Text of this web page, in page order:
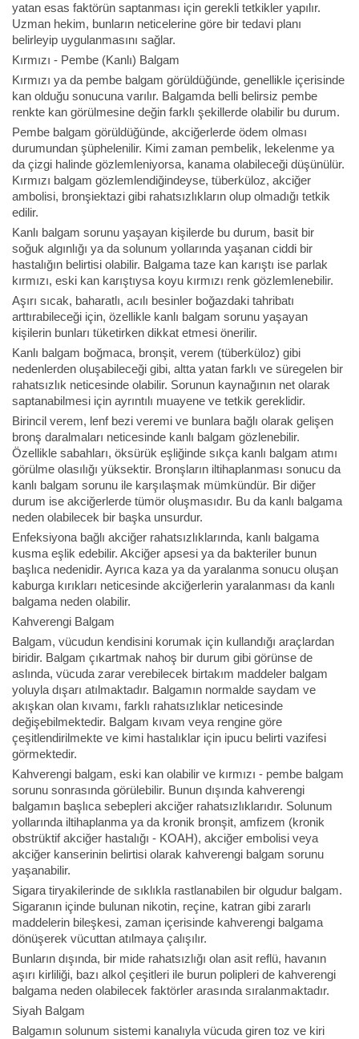
yatan esas faktörün saptanması için gerekli tetkikler yapılır.
Uzman hekim, bunların neticelerine göre bir tedavi planı
belirleyip uygulanmasını sağlar.
Kırmızı - Pembe (Kanlı) Balgam
Kırmızı ya da pembe balgam görüldüğünde, genellikle içerisinde
kan olduğu sonucuna varılır. Balgamda belli belirsiz pembe
renkte kan görülmesine değin farklı şekillerde olabilir bu durum.
Pembe balgam görüldüğünde, akciğerlerde ödem olması
durumundan şüphelenilir. Kimi zaman pembelik, lekelenme ya
da çizgi halinde gözlemleniyorsa, kanama olabileceği düşünülür.
Kırmızı balgam gözlemlendiğindeyse, tüberküloz, akciğer
ambolisi, bronşiektazi gibi rahatsızlıkların olup olmadığı tetkik
edilir.
Kanlı balgam sorunu yaşayan kişilerde bu durum, basit bir
soğuk algınlığı ya da solunum yollarında yaşanan ciddi bir
hastalığın belirtisi olabilir. Balgama taze kan karıştı ise parlak
kırmızı, eski kan karıştıysa koyu kırmızı renk gözlemlenebilir.
Aşırı sıcak, baharatlı, acılı besinler boğazdaki tahribatı
arttırabileceği için, özellikle kanlı balgam sorunu yaşayan
kişilerin bunları tüketirken dikkat etmesi önerilir.
Kanlı balgam boğmaca, bronşit, verem (tüberküloz) gibi
nedenlerden oluşabileceği gibi, altta yatan farklı ve süregelen bir
rahatsızlık neticesinde olabilir. Sorunun kaynağının net olarak
saptanabilmesi için ayrıntılı muayene ve tetkik gereklidir.
Birincil verem, lenf bezi veremi ve bunlara bağlı olarak gelişen
bronş daralmaları neticesinde kanlı balgam gözlenebilir.
Özellikle sabahları, öksürük eşliğinde sıkça kanlı balgam atımı
görülme olasılığı yüksektir. Bronşların iltihaplanması sonucu da
kanlı balgam sorunu ile karşılaşmak mümkündür. Bir diğer
durum ise akciğerlerde tümör oluşmasıdır. Bu da kanlı balgama
neden olabilecek bir başka unsurdur.
Enfeksiyona bağlı akciğer rahatsızlıklarında, kanlı balgama
kusma eşlik edebilir. Akciğer apsesi ya da bakteriler bunun
başlıca nedenidir. Ayrıca kaza ya da yaralanma sonucu oluşan
kaburga kırıkları neticesinde akciğerlerin yaralanması da kanlı
balgama neden olabilir.
Kahverengi Balgam
Balgam, vücudun kendisini korumak için kullandığı araçlardan
biridir. Balgam çıkartmak nahoş bir durum gibi görünse de
aslında, vücuda zarar verebilecek birtakım maddeler balgam
yoluyla dışarı atılmaktadır. Balgamın normalde saydam ve
akışkan olan kıvamı, farklı rahatsızlıklar neticesinde
değişebilmektedir. Balgam kıvam veya rengine göre
çeşitlendirilmekte ve kimi hastalıklar için ipucu belirti vazifesi
görmektedir.
Kahverengi balgam, eski kan olabilir ve kırmızı - pembe balgam
sorunu sonrasında görülebilir. Bunun dışında kahverengi
balgamın başlıca sebepleri akciğer rahatsızlıklarıdır. Solunum
yollarında iltihaplanma ya da kronik bronşit, amfizem (kronik
obstrüktif akciğer hastalığı - KOAH), akciğer embolisi veya
akciğer kanserinin belirtisi olarak kahverengi balgam sorunu
yaşanabilir.
Sigara tiryakilerinde de sıklıkla rastlanabilen bir olgudur balgam.
Sigaranın içinde bulunan nikotin, reçine, katran gibi zararlı
maddelerin bileşkesi, zaman içerisinde kahverengi balgama
dönüşerek vücuttan atılmaya çalışılır.
Bunların dışında, bir mide rahatsızlığı olan asit reflü, havanın
aşırı kirliliği, bazı alkol çeşitleri ile burun polipleri de kahverengi
balgama neden olabilecek faktörler arasında sıralanmaktadır.
Siyah Balgam
Balgamın solunum sistemi kanalıyla vücuda giren toz ve kiri